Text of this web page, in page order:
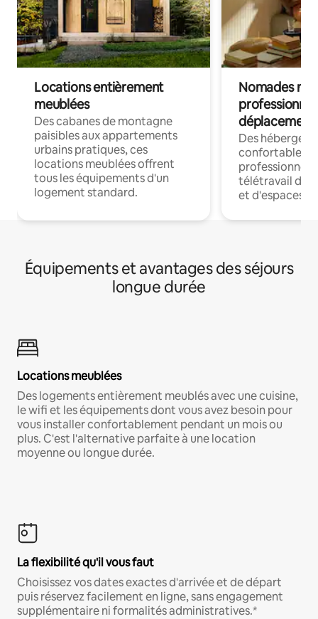
Locations entièrement
meublées
Des cabanes de montagne
paisibles aux appartements
urbains pratiques, ces
locations meublées offrent
tous les équipements d'un
logement standard.
Nomades
déplacement
Des
confortables
professionnels
télétravail
et d'espaces
Équipements et avantages des séjours
longue durée
Locations meublées
Des logements entièrement meublés avec une cuisine,
le wifi et les équipements dont vous avez besoin pour
vous installer confortablement pendant un mois ou
plus. C'est l'alternative parfaite à une location
moyenne ou longue durée.
La flexibilité qu'il vous faut
Choisissez vos dates exactes d'arrivée et de départ
puis réservez facilement en ligne, sans engagement
supplémentaire ni formalités administratives.*